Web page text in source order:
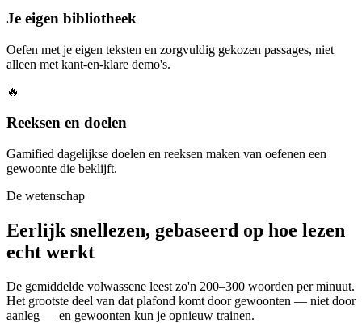
Je eigen bibliotheek
Oefen met je eigen teksten en zorgvuldig gekozen passages, niet
alleen met kant-en-klare demo's.
🔥
Reeksen en doelen
Gamified dagelijkse doelen en reeksen maken van oefenen een
gewoonte die beklijft.
De wetenschap
Eerlijk snellezen, gebaseerd op hoe lezen
echt werkt
De gemiddelde volwassene leest zo'n 200–300 woorden per minuut.
Het grootste deel van dat plafond komt door gewoonten — niet door
aanleg — en gewoonten kun je opnieuw trainen.